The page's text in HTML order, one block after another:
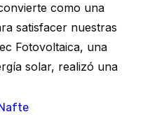
como una
satisfacer nuestras
Fotovoltaica, una
solar, realizó una